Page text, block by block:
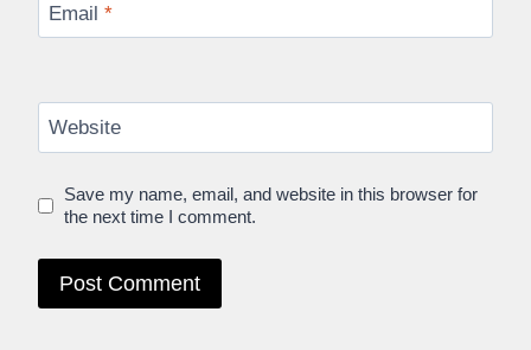
Email *
Website
Save my name, email, and website in this browser for
the next time I comment.